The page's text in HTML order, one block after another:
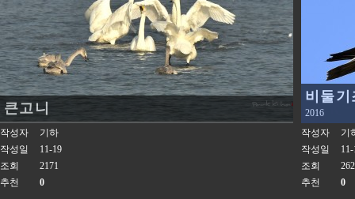
큰고니
작성자
기하
작성일
11-19
조회
2171
추천
0
비둘기
2016
작성자
기
작성일
조회
추천
0